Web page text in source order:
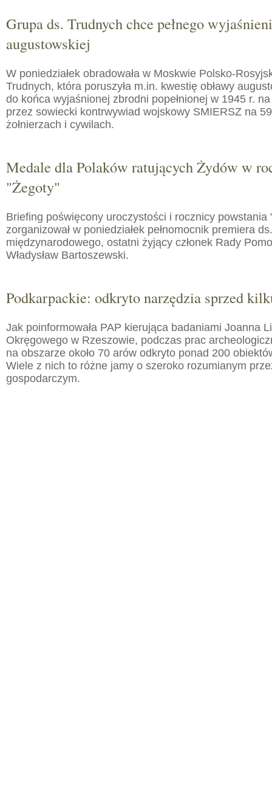
Grupa ds. Trudnych chce pełnego
augustowskiej
W poniedziałek obradowała w Moskwie Polsko-
Trudnych, która poruszyła m.in. kwestię obławy
do końca wyjaśnionej zbrodni popełnionej w 1945 r.
przez sowiecki kontrwywiad wojskowy SMIERSZ na
żołnierzach i cywilach.
Medale dla Polaków ratujących Żydów w
"Żegoty"
Briefing poświęcony uroczystości i rocznicy powstania
zorganizował w poniedziałek pełnomocnik premiera
międzynarodowego, ostatni żyjący członek Rady
Władysław Bartoszewski.
Podkarpackie: odkryto narzędzia sprzed
Jak poinformowała PAP kierująca badaniami Joanna
Okręgowego w Rzeszowie, podczas prac
na obszarze około 70 arów odkryto ponad 200
Wiele z nich to różne jamy o szeroko rozumianym
gospodarczym.